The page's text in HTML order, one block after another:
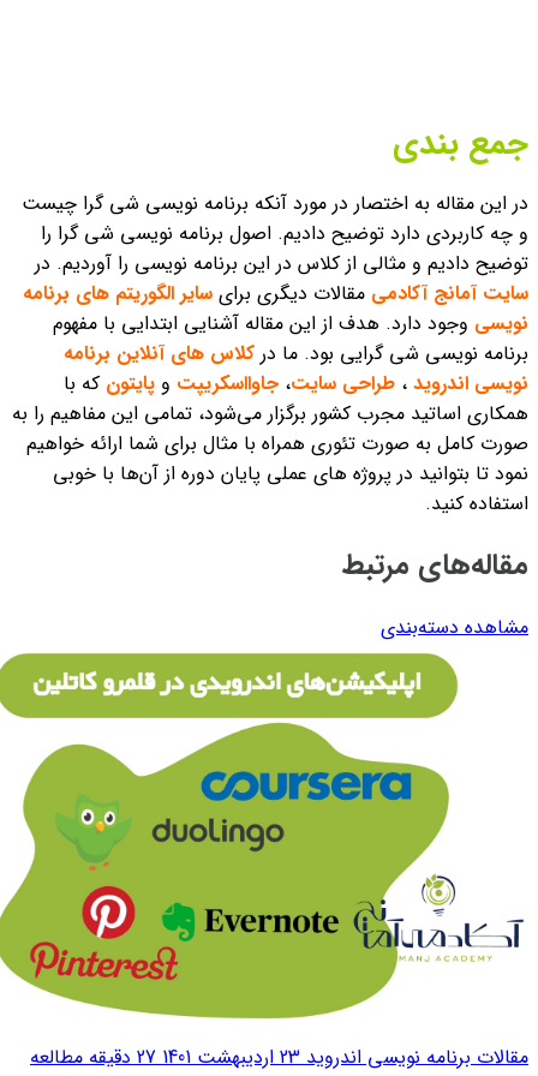
جمع بندی
در این مقاله به اختصار در مورد آنکه برنامه نویسی شی گرا چیست
و چه کاربردی دارد توضیح دادیم. اصول برنامه نویسی شی گرا را
توضیح دادیم و مثالی از کلاس در این برنامه نویسی را آوردیم. در
سایت آمانج آکادمی مقالات دیگری برای سایر الگوریتم های برنامه
نویسی وجود دارد. هدف از این مقاله آشنایی ابتدایی با مفهوم
برنامه نویسی شی گرایی بود. ما در کلاس های آنلاین برنامه
نویسی اندروید ، طراحی سایت، جاوااسکریپت و پایتون که با
همکاری اساتید مجرب کشور برگزار می‌شود، تمامی این مفاهیم را به
صورت کامل به صورت تئوری همراه با مثال برای شما ارائه خواهیم
نمود تا بتوانید در پروژه های عملی پایان دوره از آن‌‌ها با خوبی
استفاده کنید.
مقاله‌های مرتبط
مشاهده دسته‌بندی
مقالات برنامه نویسی اندروید 23 اردیبهشت 1401 27 دقیقه مطالعه